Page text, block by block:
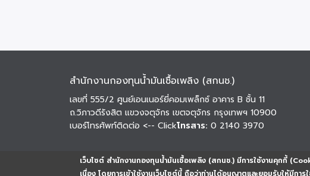
เว็บไซต์ สำนักงานกองทุนน้ำมันเชื้อเพลิง (สกนช.) มีการใช้งานคุกกี้
เนื่อง โดยการเข้าใช้งานเว็บไซต์นี้ ถือว่าท่านได้อนุญาตและยอมรับให้มีก
สำนักงานกองทุนน้ำมันเชื้อเพลิง (สกนช.)
เลขที่ 555/2 ศูนย์เอนเนอร์ยี่คอมเพล็กซ์ อาคาร B ชั้น 11
ถ.วิภาวดีรังสิต แขวงจตุจักร เขตจตุจักร กรุงเทพฯ 10900
เบอร์โทรศัพท์ติดต่อ <-- Clickโทรสาร: 0 2140 3970